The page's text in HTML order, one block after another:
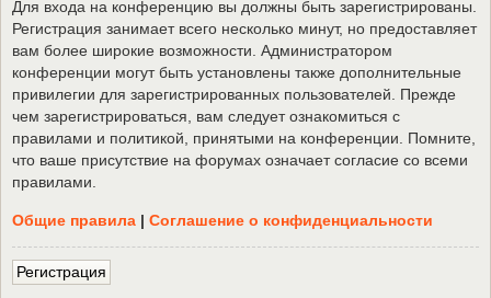
Для входа на конференцию вы должны быть зарегистрированы.
Регистрация занимает всего несколько минут, но предоставляет
вам более широкие возможности. Администратором
конференции могут быть установлены также дополнительные
привилегии для зарегистрированных пользователей. Прежде
чем зарегистрироваться, вам следует ознакомиться с
правилами и политикой, принятыми на конференции. Помните,
что ваше присутствие на форумах означает согласие со всеми
правилами.
Общие правила | Соглашение о конфиденциальности
Регистрация